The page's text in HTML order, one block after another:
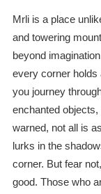
Mrli is a place
and towering
beyond
every corner holds
you journey
enchanted
warned, not all is
lurks in the
corner. But fear
good. Those who